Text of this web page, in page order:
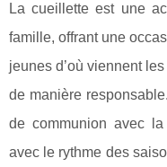
La cueillette est une
famille, offrant une
jeunes d’où viennent
de manière
de communion avec
avec le rythme des